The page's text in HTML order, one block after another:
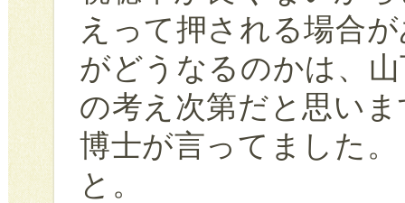
えって押される場合
がどうなるのかは、
の考え次第だと思い
博士が言ってました
と。